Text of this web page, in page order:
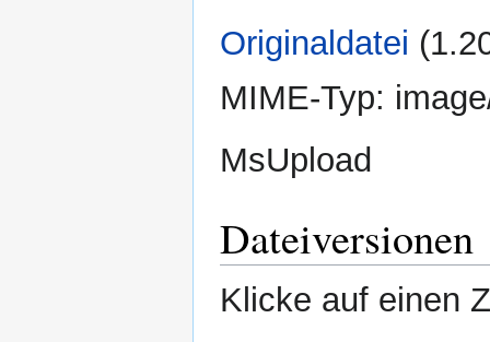
Originaldatei
MIME-Typ:
MsUpload
Dateiversionen
Klicke auf einen